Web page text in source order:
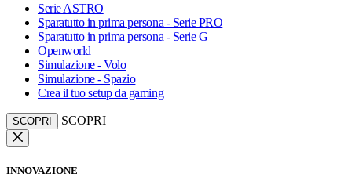
Serie ASTRO
Sparatutto in prima persona - Serie PRO
Sparatutto in prima persona - Serie G
Openworld
Simulazione - Volo
Simulazione - Spazio
Crea il tuo setup da gaming
SCOPRI SCOPRI
INNOVAZIONE